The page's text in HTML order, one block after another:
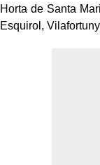
Horta de Santa
Esquirol,